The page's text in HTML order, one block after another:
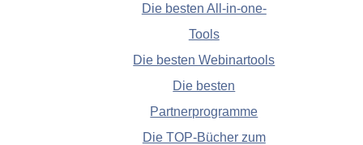
Die besten All-in-one-
Tools
Die besten Webinartools
Die besten
Partnerprogramme
Die TOP-Bücher zum